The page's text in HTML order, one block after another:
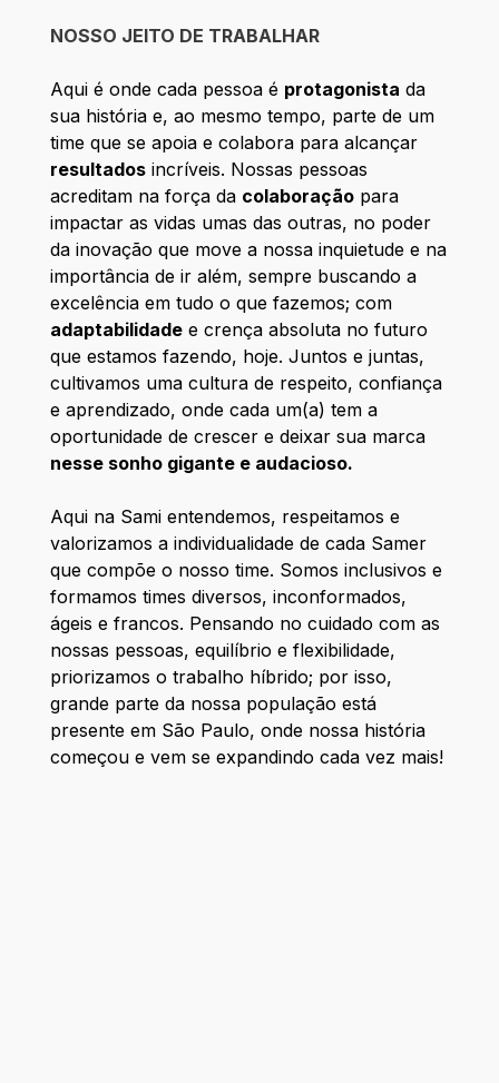
NOSSO JEITO DE TRABALHAR
Aqui é onde cada pessoa é protagonista da
sua história e, ao mesmo tempo, parte de um
time que se apoia e colabora para alcançar
resultadosincríveis. Nossas pessoas
acreditam na força da colaboraçãopara
impactar as vidas umas das outras, no poder
da inovação que move a nossa inquietude e na
importância de ir além, sempre buscando a
excelência em tudo o que fazemos; com
adaptabilidadee crença absoluta no futuro
que estamos fazendo, hoje. Juntos e juntas,
cultivamos uma cultura de respeito, confiança
e aprendizado, onde cada um(a) tem a
oportunidade de crescer e deixar sua marca
nesse sonho gigante e audacioso.
Aqui na Sami entendemos, respeitamos e
valorizamos a individualidade de cada Samer
que compõe o nosso time. Somos inclusivos e
formamos times diversos, inconformados,
ágeis e francos. Pensando no cuidado com as
nossas pessoas, equilíbrio e flexibilidade,
priorizamos o trabalho híbrido; por isso,
grande parte da nossa população está
presente em São Paulo, onde nossa história
começou e vem se expandindo cada vez mais!